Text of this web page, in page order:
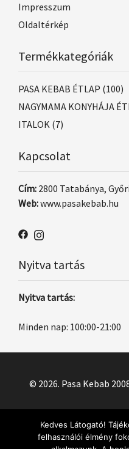
Impresszum
Oldaltérkép
Termékkategóriák
PASA KEBAB ÉTLAP (100)
NAGYMAMA KONYHÁJA
ITALOK (7)
Kapcsolat
Cím: 2800 Tatabánya,
Web:www.pasakebab.hu
Nyitva tartás
Nyitva tartás:
Minden nap: 100:00-21:00
© 2026. Pasa Kebab
Kedves Látogató!
felhasználói élmény